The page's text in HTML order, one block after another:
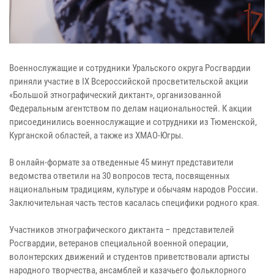
Военнослужащие и сотрудники Уральского округа Росгвардии
приняли участие в IX Всероссийской просветительской акции
«Большой этнографический диктант», организованной
Федеральным агентством по делам национальностей. К акции
присоединились военнослужащие и сотрудники из Тюменской,
Курганской областей, а также из ХМАО-Югры.
В онлайн-формате за отведенные 45 минут представители
ведомства ответили на 30 вопросов теста, посвященных
национальным традициям, культуре и обычаям народов России.
Заключительная часть тестов касалась специфики родного края.
Участников этнографического диктанта – представителей
Росгвардии, ветеранов специальной военной операции,
волонтерских движений и студентов приветствовали артисты
народного творчества, ансамблей и казачьего фольклорного